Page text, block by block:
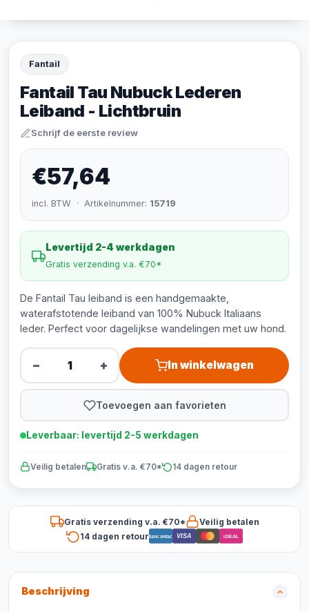
Fantail
Fantail Tau Nubuck Lederen
Leiband - Lichtbruin
Schrijf de eerste review
€57,64
incl. BTW · Artikelnummer: 15719
Levertijd 2-4 werkdagen
Gratis verzending v.a. €70*
De Fantail Tau leiband is een handgemaakte,
waterafstotende leiband van 100% Nubuck Italiaans
leder. Perfect voor dagelijkse wandelingen met uw hond.
− + In winkelwagen
Toevoegen aan favorieten
Leverbaar: levertijd 2-5 werkdagen
Veilig betalen Gratis v.a. €70* 14 dagen retour
Gratis verzending v.a. €70*
Veilig betalen
14 dagen retourBancontact VISA iDEAL
Beschrijving